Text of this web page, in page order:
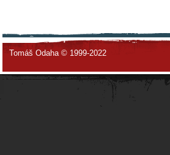
Tomáš Odaha © 1999-2022